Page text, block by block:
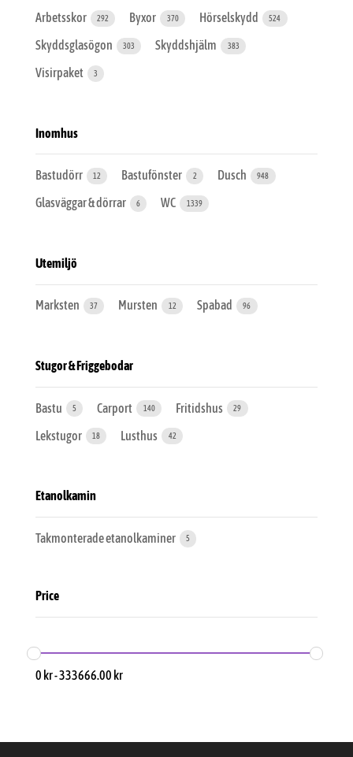
Arbetsskor 292 Byxor 370 Hörselskydd 524
Skyddsglasögon 303 Skyddshjälm 383
Visirpaket 3
Inomhus
Bastudörr 12 Bastufönster 2 Dusch 948
Glasväggar & dörrar 6 WC 1339
Utemiljö
Marksten 37 Mursten 12 Spabad 96
Stugor & Friggebodar
Bastu 5 Carport 140 Fritidshus 29
Lekstugor 18 Lusthus 42
Etanolkamin
Takmonterade etanolkaminer 5
Price
0 kr-333666.00 kr